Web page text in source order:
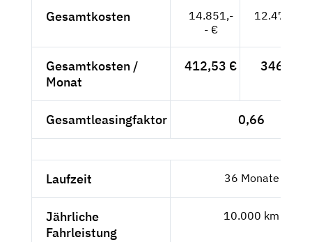
Gesamtkosten
14.851,-
- €
12.479,83
Gesamtkosten /
Monat
412,53 € 346,66 €
Gesamtleasingfaktor 0,66
Laufzeit 36 Monate
Jährliche
Fahrleistung
10.000 km